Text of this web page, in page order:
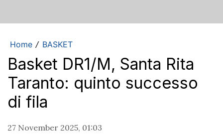
Home / BASKET
Basket DR1/M, Santa Rita
Taranto: quinto successo
di fila
27 November 2025, 01:03